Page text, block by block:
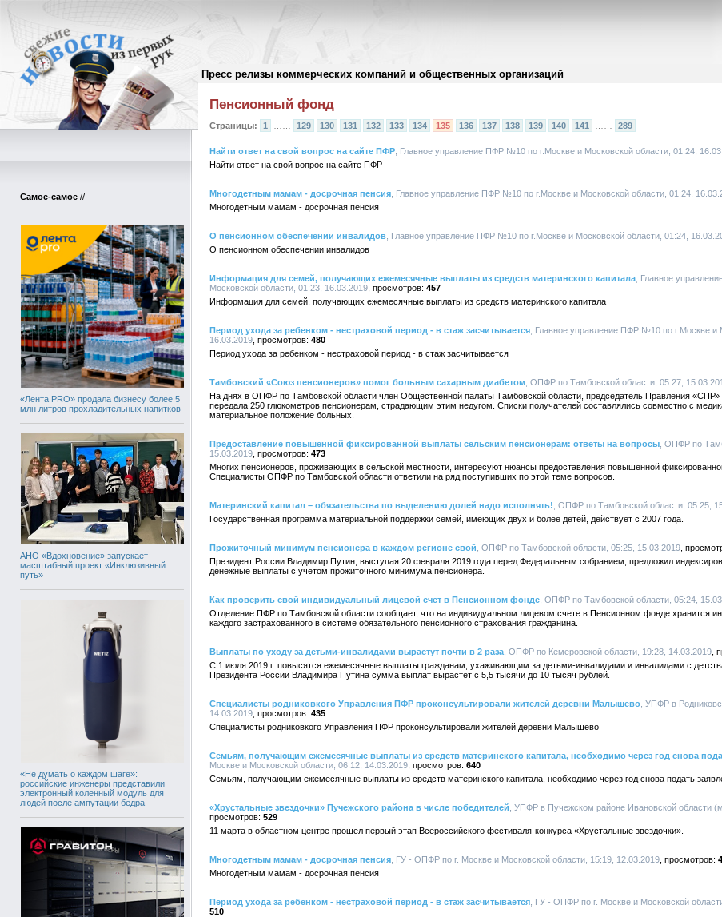
Пресс релизы коммерческих компаний и общественных организаций
Самое-самое //
«Лента PRO» продала бизнесу более 5
млн литров прохладительных напитков
АНО «Вдохновение» запускает
масштабный проект «Инклюзивный
путь»
«Не думать о каждом шаге»:
российские инженеры представили
электронный коленный модуль для
людей после ампутации бедра
Архив пресс-релизов//
Пенсионный фонд
Страницы: 1 129 130 131 132 133 134 135 136 137 138 139 140 141 289
Найти ответ на свой вопрос на сайте ПФР , Главное управление ПФР №10 по г.Москве и Московской области, 01:24,
Найти ответ на свой вопрос на сайте ПФР
Многодетным мамам - досрочная пенсия , Главное управление ПФР №10 по г.Москве и Московской области, 01:24,
Многодетным мамам - досрочная пенсия
О пенсионном обеспечении инвалидов , Главное управление ПФР №10 по г.Москве и Московской области, 01:24,
О пенсионном обеспечении инвалидов
Информация для семей, получающих ежемесячные выплаты из средств материнского капитала , Главное
Московской области, 01:23, 16.03.2019
457
Информация для семей, получающих ежемесячные выплаты из средств материнского капитала
Период ухода за ребенком - нестраховой период - в стаж засчитывается , Главное управление ПФР №10 по г.Москве и
16.03.2019
480
Период ухода за ребенком - нестраховой период - в стаж засчитывается
Тамбовский «Союз пенсионеров» помог больным сахарным диабетом , ОПФР по Тамбовской области, 05:27,
На днях в ОПФР по Тамбовской области член Общественной палаты Тамбовской области, председатель Правления
передала 250 глюкометров пенсионерам, страдающим этим недугом. Списки получателей составлялись совместно с
материальное положение больных.
Предоставление повышенной фиксированной выплаты сельским пенсионерам: ответы на вопросы , ОПФР по
15.03.2019
473
Многих пенсионеров, проживающих в сельской местности, интересуют нюансы предоставления повышенной
Специалисты ОПФР по Тамбовской области ответили на ряд поступивших по этой теме вопросов.
Материнский капитал – обязательства по выделению долей надо исполнять! , ОПФР по Тамбовской области, 05:25,
Государственная программа материальной поддержки семей, имеющих двух и более детей, действует с 2007 года.
Прожиточный минимум пенсионера в каждом регионе свой , ОПФР по Тамбовской области, 05:25, 15.03.2019
Президент России Владимир Путин, выступая 20 февраля 2019 года перед Федеральным собранием, предложил
денежные выплаты с учетом прожиточного минимума пенсионера.
Как проверить свой индивидуальный лицевой счет в Пенсионном фонде , ОПФР по Тамбовской области, 05:24,
Отделение ПФР по Тамбовской области сообщает, что на индивидуальном лицевом счете в Пенсионном фонде хранится
каждого застрахованного в системе обязательного пенсионного страхования гражданина.
Выплаты по уходу за детьми-инвалидами вырастут почти в 2 раза , ОПФР по Кемеровской области, 19:28, 14.03.2019
С 1 июля 2019 г. повысятся ежемесячные выплаты гражданам, ухаживающим за детьми-инвалидами и инвалидами с
Президента России Владимира Путина сумма выплат вырастет c 5,5 тысячи до 10 тысяч рублей.
Специалисты родниковкого Управления ПФР проконсультировали жителей деревни Малышево , УПФР в
14.03.2019
435
Специалисты родниковкого Управления ПФР проконсультировали жителей деревни Малышево
Семьям, получающим ежемесячные выплаты из средств материнского капитала, необходимо через год снова
Москве и Московской области, 06:12, 14.03.2019
640
Семьям, получающим ежемесячные выплаты из средств материнского капитала, необходимо через год снова подать
«Хрустальные звездочки» Пучежского района в числе победителей , УПФР в Пучежском районе Ивановской области
529
11 марта в областном центре прошел первый этап Всероссийского фестиваля-конкурса «Хрустальные звездочки».
Многодетным мамам - досрочная пенсия , ГУ - ОПФР по г. Москве и Московской области, 15:19, 12.03.2019
Многодетным мамам - досрочная пенсия
Период ухода за ребенком - нестраховой период - в стаж засчитывается , ГУ - ОПФР по г. Москве и Московской
510